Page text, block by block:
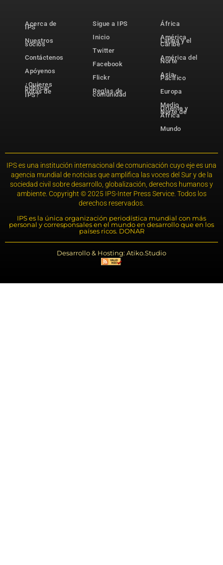
Acerca de
IPS
Nuestros
socios
Contáctenos
Apóyenos
¿Quieres
publicar
notas de
IPS?
Sigue a IPS
Inicio
Twitter
Facebook
Flickr
Reglas de
comunidad
África
América
Latina y el
Caribe
América del
Norte
Asia-
Pacífico
Europa
Medio
Oriente y
Norte de
África
Mundo
IPS es una institución internacional de comunicación cuyo eje es una
agencia mundial de noticias que amplifica las voces del Sur y de la
sociedad civil sobre desarrollo, globalización, derechos humanos y
ambiente. Copyright © 2025 IPS-Inter Press Service. Todos los
derechos reservados.
IPS es la única organización periodística mundial con más
personal y corresponsales en el mundo en desarrollo que en los
países ricos. DONAR
Desarrollo & Hosting: Atiko.Studio